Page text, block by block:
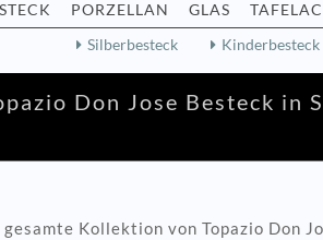
PORZELLAN GLAS
Silberbesteck
Kinderbesteck
Don Jose Besteck in
gesamte Kollektion von Topazio Don